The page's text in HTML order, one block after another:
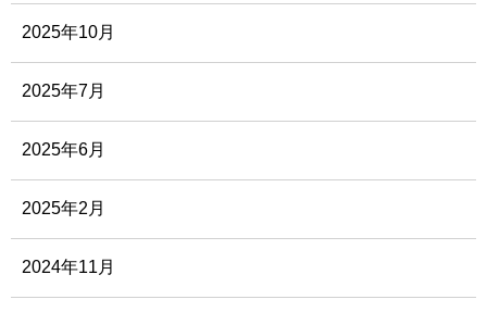
2025年10月
2025年7月
2025年6月
2025年2月
2024年11月